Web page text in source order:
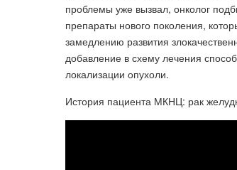
проблемы уже вызвал, онколог
препараты нового поколения,
замедлению развития
добавление в схему лечения
локализации опухоли.
История пациента МКНЦ: рак